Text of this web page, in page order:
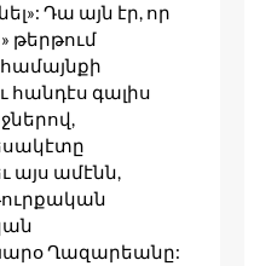
Դա այն էր, որ
թերթում
հանդէս գալիս
այս ամէնն,
Ղազարեանը: